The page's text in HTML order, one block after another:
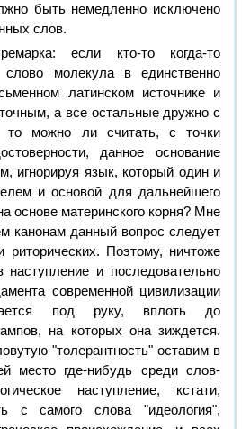
быть немедленно исключено
слов.
если кто-то когда-то
слово молекула в единственно
латинском источнике и
а все остальные дружно с
то можно ли считать, с точки
данное основание
игнорируя язык, который один и
и основой для дальнейшего
основе материнского корня? Мне
канонам данный вопрос следует
риторических. Поэтому, ничтоже
и последовательно
современной цивилизации
под руку, вплоть до
на которых она зиждется.
"толерантность" оставим в
место где-нибудь среди слов-
наступление, кстати,
с самого слова "идеология",